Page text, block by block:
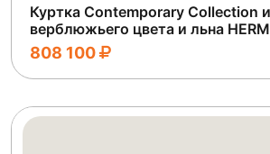
Куртка Contemporary Collection
верблюжьего цвета и льна
808 100